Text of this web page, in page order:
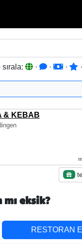
· · · ·
& KEBAB
eksik?
RESTORAN